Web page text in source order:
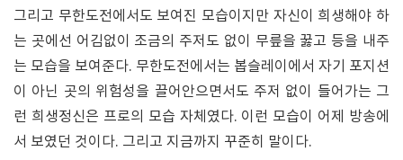
그리고 무한도전에서도 보여진 모습이지만 자신이 희생해야 하
는 곳에선 어김없이 조금의 주저도 없이 무릎을 꿇고 등을 내주
는 모습을 보여준다. 무한도전에서는 봅슬레이에서 자기 포지션
이 아닌 곳의 위험성을 끌어안으면서도 주저 없이 들어가는 그
런 희생정신은 프로의 모습 자체였다. 이런 모습이 어제 방송에
서 보였던 것이다. 그리고 지금까지 꾸준히 말이다.